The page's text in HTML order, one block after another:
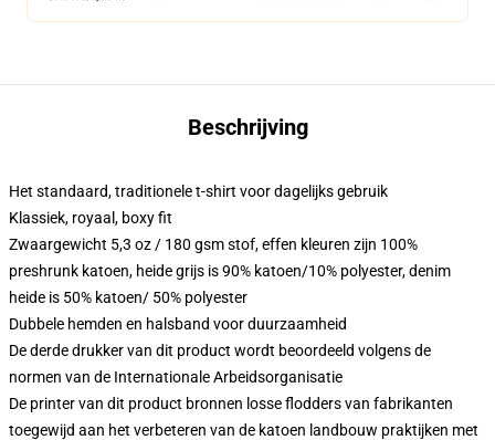
Beschrijving
Het standaard, traditionele t-shirt voor dagelijks gebruik
Klassiek, royaal, boxy fit
Zwaargewicht 5,3 oz / 180 gsm stof, effen kleuren zijn 100%
preshrunk katoen, heide grijs is 90% katoen/10% polyester, denim
heide is 50% katoen/ 50% polyester
Dubbele hemden en halsband voor duurzaamheid
De derde drukker van dit product wordt beoordeeld volgens de
normen van de Internationale Arbeidsorganisatie
De printer van dit product bronnen losse flodders van fabrikanten
toegewijd aan het verbeteren van de katoen landbouw praktijken met